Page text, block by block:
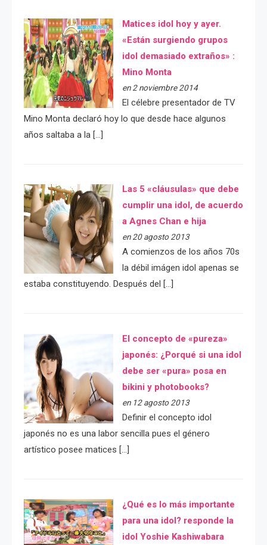
Matices idol hoy y ayer.
«Están surgiendo grupos
idol demasiado extraños» :
Mino Monta
en 2 noviembre 2014
El célebre presentador de TV
Mino Monta declaró hoy lo que desde hace algunos
años saltaba a la […]
Las 5 «cláusulas» que debe
cumplir una idol, de acuerdo
a Agnes Chan e hija
en 20 agosto 2013
A comienzos de los años 70s
la débil imágen idol apenas se
estaba constituyendo. Después del […]
El concepto de «pureza»
japonés: ¿Porqué si una idol
debe ser «pura» posa en
bikini y photobooks?
en 12 agosto 2013
Definir el concepto idol
japonés no es una labor sencilla pues el género
artístico posee matices […]
¿Qué es lo más importante
para una idol? responde la
idol Yoshie Kashiwabara